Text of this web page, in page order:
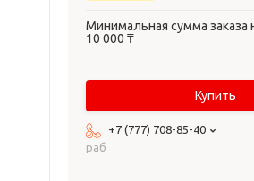
Минимальная сумма заказа
10 000 ₸
Купить
+7 (777) 708-85-40
раб